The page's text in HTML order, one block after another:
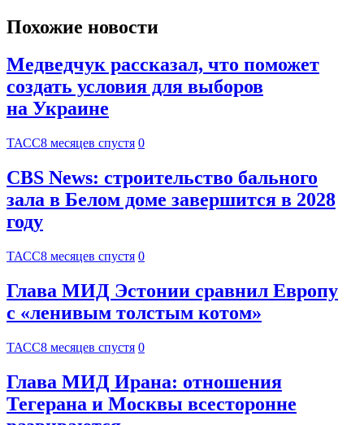
Похожие новости
Медведчук рассказал, что поможет
создать условия для выборов
на Украине
ТАСС8 месяцев спустя 0
CBS News: строительство бального
зала в Белом доме завершится в 2028
году
ТАСС8 месяцев спустя 0
Глава МИД Эстонии сравнил Европу
с «ленивым толстым котом»
ТАСС8 месяцев спустя 0
Глава МИД Ирана: отношения
Тегерана и Москвы всесторонне